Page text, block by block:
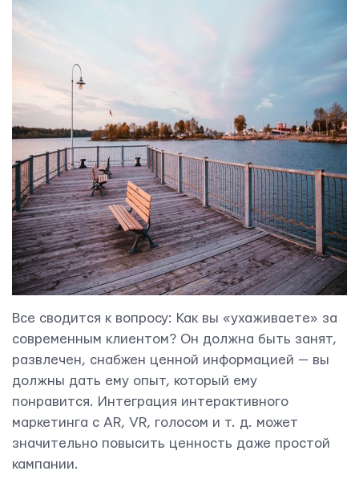
Все сводится к вопросу: Как вы «ухаживаете» за
современным клиентом? Он должна быть занят,
развлечен, снабжен ценной информацией — вы
должны дать ему опыт, который ему
понравится. Интеграция интерактивного
маркетинга с AR, VR, голосом и т. д. может
значительно повысить ценность даже простой
кампании.